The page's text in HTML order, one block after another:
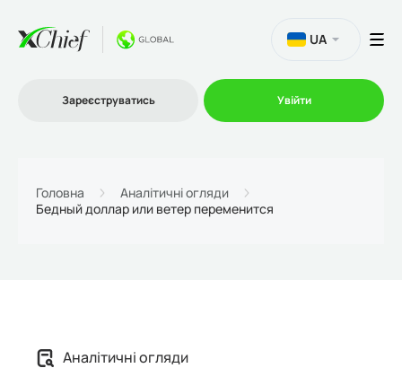
UA
Зареєструватись Увійти
Головна
Аналітичні огляди
Бедный доллар или ветер переменится
Аналітичні огляди